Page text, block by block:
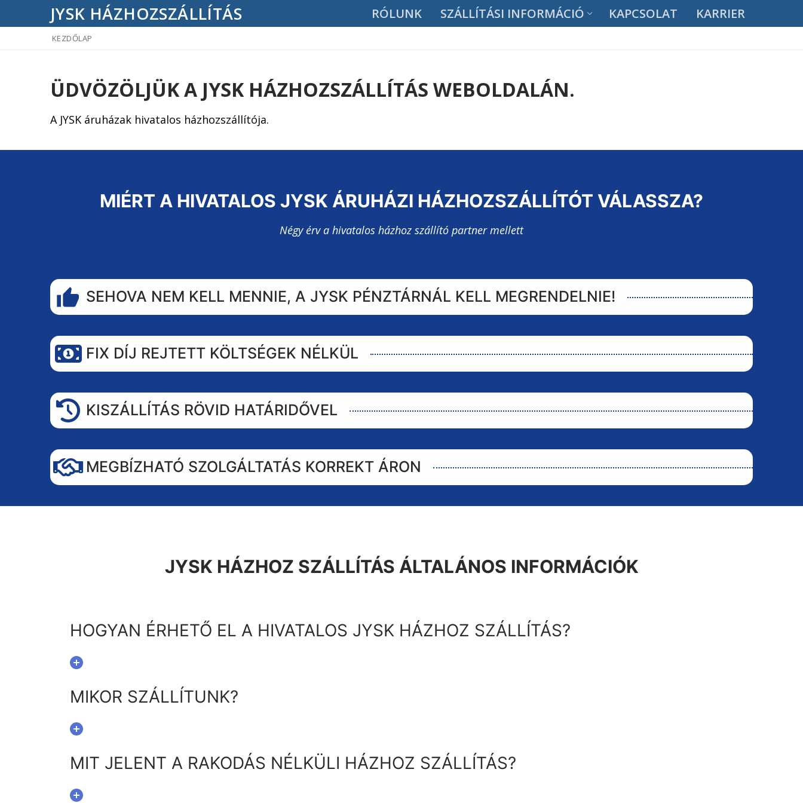
a
tartalomra
JYSK HÁZHOZSZÁLLÍTÁS RÓLUNK SZÁLLÍTÁSI INFORMÁCIÓ KAPCSOLAT KARRIER
KEZDŐLAP
ÜDVÖZÖLJÜK A JYSK HÁZHOZSZÁLLÍTÁS WEBOLDALÁN.
A JYSK áruházak hivatalos házhozszállítója.
MIÉRT A HIVATALOS JYSK ÁRUHÁZI HÁZHOZSZÁLLÍTÓT VÁLASSZA?
Négy érv a hivatalos házhoz szállító partner mellett
SEHOVA NEM KELL MENNIE, A JYSK PÉNZTÁRNÁL KELL MEGRENDELNIE!
FIX DÍJ REJTETT KÖLTSÉGEK NÉLKÜL
KISZÁLLÍTÁS RÖVID HATÁRIDŐVEL
MEGBÍZHATÓ SZOLGÁLTATÁS KORREKT ÁRON
JYSK HÁZHOZ SZÁLLÍTÁS ÁLTALÁNOS INFORMÁCIÓK
HOGYAN ÉRHETŐ EL A HIVATALOS JYSK HÁZHOZ SZÁLLÍTÁS?
MIKOR SZÁLLÍTUNK?
MIT JELENT A RAKODÁS NÉLKÜLI HÁZHOZ SZÁLLÍTÁS?